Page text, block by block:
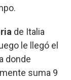
de Italia
le llegó el
donde
suma 9